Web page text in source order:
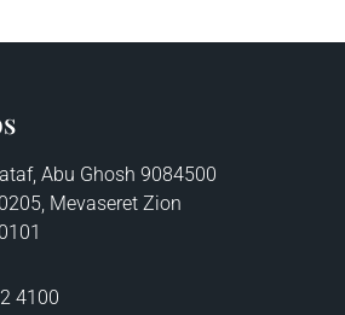
Abu Ghosh 9084500
Mevaseret Zion
4100